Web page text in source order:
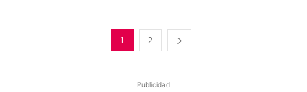
1 2
Publicidad